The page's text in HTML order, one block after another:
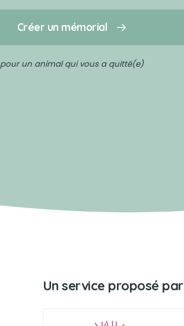
Créer un mémorial
pour un animal qui vous a quitté(e)
Un service proposé par